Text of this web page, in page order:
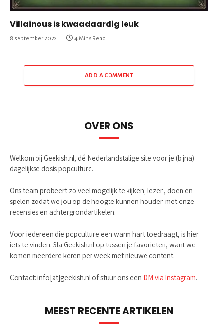
Villainous is kwaadaardig leuk
8 september 2022 4 Mins Read
ADD A COMMENT
OVER ONS
Welkom bij Geekish.nl, dé Nederlandstalige site voor je (bijna)
dagelijkse dosis popculture.
Ons team probeert zo veel mogelijk te kijken, lezen, doen en
spelen zodat we jou op de hoogte kunnen houden met onze
recensies en achtergrondartikelen.
Voor iedereen die popculture een warm hart toedraagt, is hier
iets te vinden. Sla Geekish.nl op tussen je favorieten, want we
komen meerdere keren per week met nieuwe content.
Contact: info[at]geekish.nl of stuur ons een DM via Instagram.
MEEST RECENTE ARTIKELEN